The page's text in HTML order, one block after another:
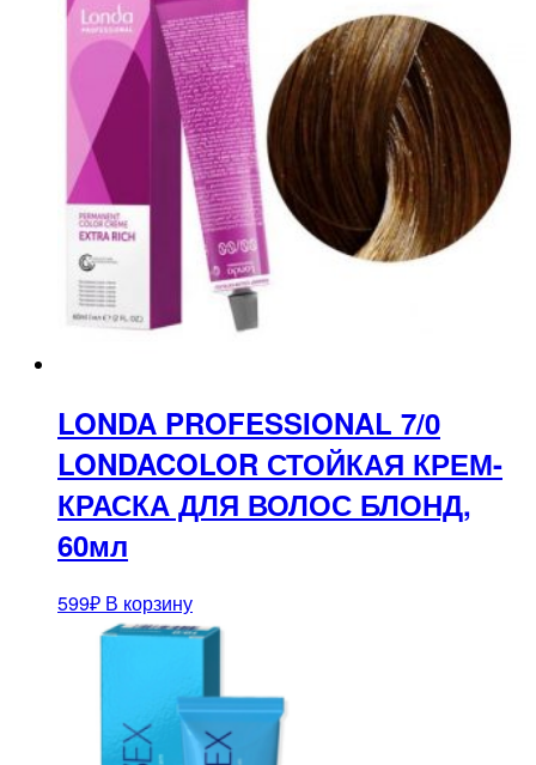
LONDA PROFESSIONAL 7/0
LONDACOLOR СТОЙКАЯ КРЕМ-
КРАСКА ДЛЯ ВОЛОС БЛОНД,
60мл
599₽ В корзину